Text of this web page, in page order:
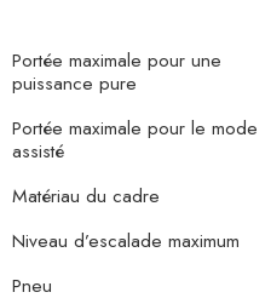
Portée maximale pour une
puissance pure
Portée maximale pour le mode
assisté
Matériau du cadre
Niveau d’escalade maximum
Pneu